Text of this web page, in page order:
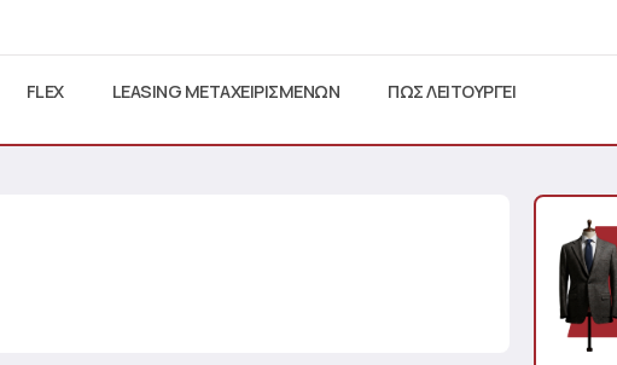
FLEX LEASING ΜΕΤΑΧΕΙΡΙΣΜΕΝΩΝ ΠΩΣ ΛΕΙΤΟΥΡΓΕΙ